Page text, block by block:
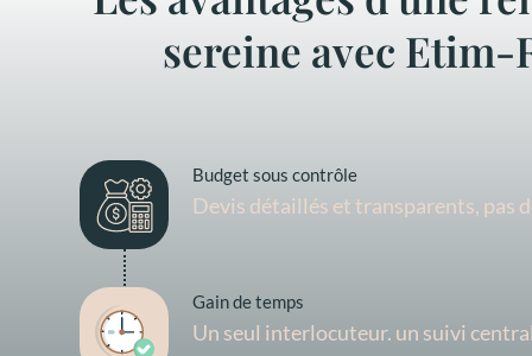
sereine avec Etim-
Budget sous contrôle
Devis détaillés et transparents, pas
Gain de temps
Un seul interlocuteur. un suivi